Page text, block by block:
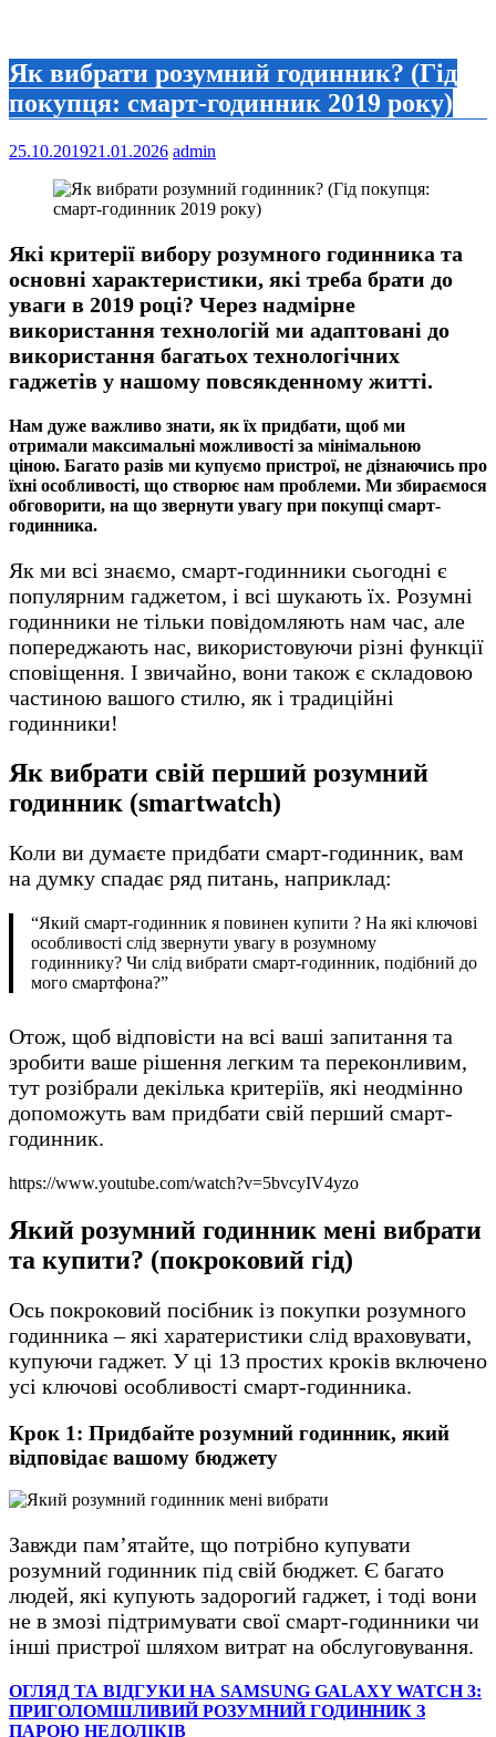
Як вибрати розумний годинник? (Гід
покупця: смарт-годинник 2019 року)
25.10.201921.01.2026 admin
Які критерії вибору розумного годинника та
основні характеристики, які треба брати до
уваги в 2019 році? Через надмірне
використання технологій ми адаптовані до
використання багатьох технологічних
гаджетів у нашому повсякденному житті.
Нам дуже важливо знати, як їх придбати, щоб ми
отримали максимальні можливості за мінімальною
ціною. Багато разів ми купуємо пристрої, не дізнаючись про
їхні особливості, що створює нам проблеми. Ми збираємося
обговорити, на що звернути увагу при покупці смарт-
годинника.
Як ми всі знаємо, смарт-годинники сьогодні є
популярним гаджетом, і всі шукають їх. Розумні
годинники не тільки повідомляють нам час, але
попереджають нас, використовуючи різні функції
сповіщення. І звичайно, вони також є складовою
частиною вашого стилю, як і традиційні
годинники!
Як вибрати свій перший розумний
годинник (smartwatch)
Коли ви думаєте придбати смарт-годинник, вам
на думку спадає ряд питань, наприклад:
“Який смарт-годинник я повинен купити ? На які ключові
особливості слід звернути увагу в розумному
годиннику? Чи слід вибрати смарт-годинник, подібний до
мого смартфона?”
Отож, щоб відповісти на всі ваші запитання та
зробити ваше рішення легким та переконливим,
тут розібрали декілька критеріїв, які неодмінно
допоможуть вам придбати свій перший смарт-
годинник.
https://www.youtube.com/watch?v=5bvcyIV4yzo
Який розумний годинник мені вибрати
та купити? (покроковий гід)
Ось покроковий посібник із покупки розумного
годинника – які харатеристики слід враховувати,
купуючи гаджет. У ці 13 простих кроків включено
усі ключові особливості смарт-годинника.
Крок 1: Придбайте розумний годинник, який
відповідає вашому бюджету
Завжди пам’ятайте, що потрібно купувати
розумний годинник під свій бюджет. Є багато
людей, які купують задорогий гаджет, і тоді вони
не в змозі підтримувати свої смарт-годинники чи
інші пристрої шляхом витрат на обслуговування.
ОГЛЯД ТА ВІДГУКИ НА SAMSUNG GALAXY WATCH 3:
ПРИГОЛОМШЛИВИЙ РОЗУМНИЙ ГОДИННИК З
ПАРОЮ НЕДОЛІКІВ